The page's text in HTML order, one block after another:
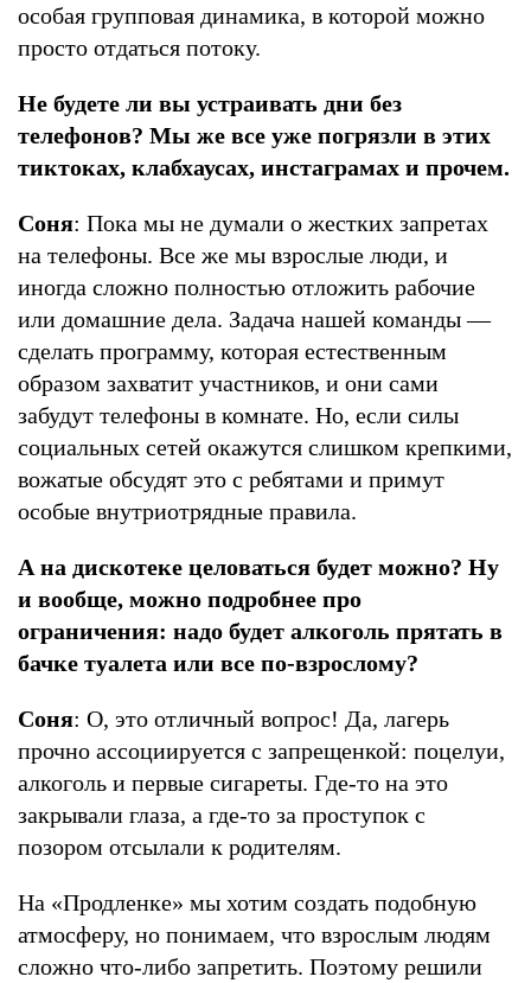
особая групповая динамика, в которой можно
просто отдаться потоку.
Не будете ли вы устраивать дни без
телефонов? Мы же все уже погрязли в этих
тиктоках, клабхаусах, инстаграмах и прочем.
Соня: Пока мы не думали о жестких запретах
на телефоны. Все же мы взрослые люди, и
иногда сложно полностью отложить рабочие
или домашние дела. Задача нашей команды —
сделать программу, которая естественным
образом захватит участников, и они сами
забудут телефоны в комнате. Но, если силы
социальных сетей окажутся слишком крепкими,
вожатые обсудят это с ребятами и примут
особые внутриотрядные правила.
А на дискотеке целоваться будет можно? Ну
и вообще, можно подробнее про
ограничения: надо будет алкоголь прятать в
бачке туалета или все по-взрослому?
Соня: О, это отличный вопрос! Да, лагерь
прочно ассоциируется с запрещенкой: поцелуи,
алкоголь и первые сигареты. Где-то на это
закрывали глаза, а где-то за проступок с
позором отсылали к родителям.
На «Продленке» мы хотим создать подобную
атмосферу, но понимаем, что взрослым людям
сложно что-либо запретить. Поэтому решили